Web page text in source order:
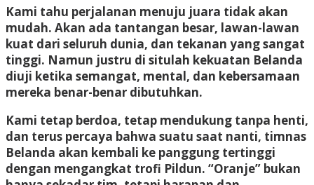
Kami tahu perjalanan menuju juara tidak akan
mudah. Akan ada tantangan besar, lawan-lawan
kuat dari seluruh dunia, dan tekanan yang sangat
tinggi. Namun justru di situlah kekuatan Belanda
diuji ketika semangat, mental, dan kebersamaan
mereka benar-benar dibutuhkan.
Kami tetap berdoa, tetap mendukung tanpa henti,
dan terus percaya bahwa suatu saat nanti, timnas
Belanda akan kembali ke panggung tertinggi
dengan mengangkat trofi Pildun. “Oranje” bukan